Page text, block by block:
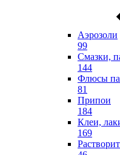
Аэрозоли
99
Смазки,
144
Флюсы
81
Припои
184
Клеи,
169